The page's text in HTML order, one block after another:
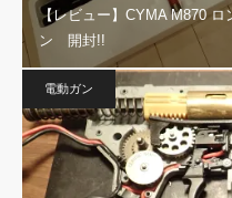
【レビュー】CYMA M870
ン 開封!!
電動ガン